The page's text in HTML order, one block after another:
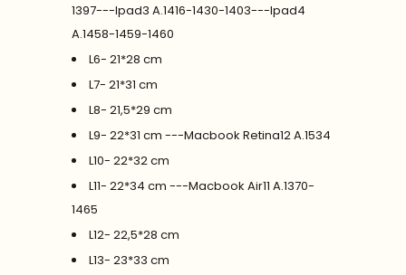
1397---Ipad3 A.1416-1430-1403---Ipad4
A.1458-1459-1460
L6- 21*28 cm
L7- 21*31 cm
L8- 21,5*29 cm
L9- 22*31 cm ---Macbook Retina12 A.1534
L10- 22*32 cm
L11- 22*34 cm ---Macbook Air11 A.1370-
1465
L12- 22,5*28 cm
L13- 23*33 cm